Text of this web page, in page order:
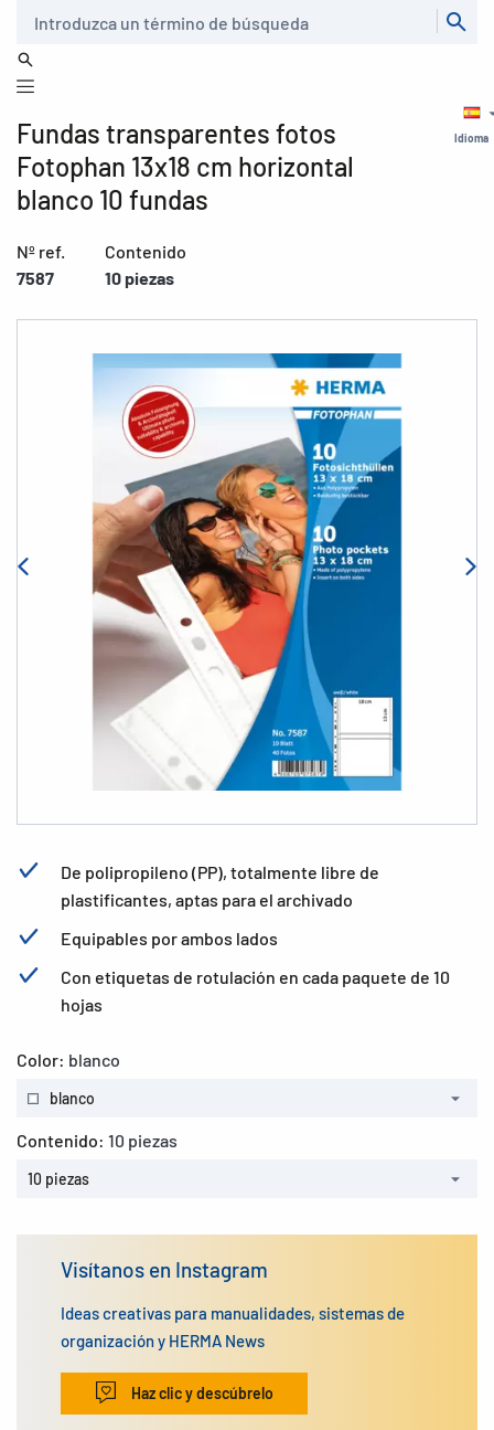
Idioma
Fundas transparentes fotos
Fotophan 13x18 cm horizontal
blanco 10 fundas
Nº ref.
7587
Contenido
10 piezas
De polipropileno (PP), totalmente libre de
plastificantes, aptas para el archivado
Equipables por ambos lados
Con etiquetas de rotulación en cada paquete de 10
hojas
Color: blanco
blanco
Contenido: 10 piezas
10 piezas
Visítanos en Instagram
Ideas creativas para manualidades, sistemas de
organización y HERMA News
Haz clic y descúbrelo